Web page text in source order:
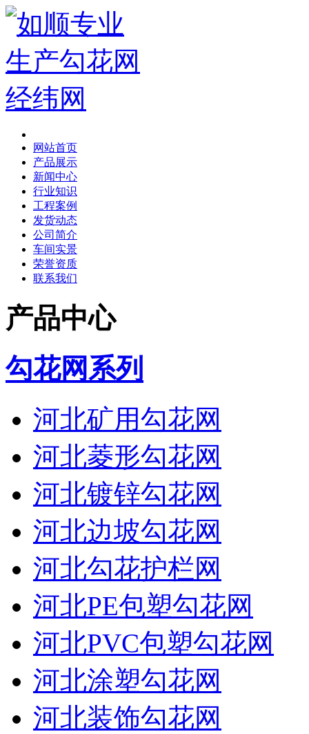
网站首页
产品展示
新闻中心
行业知识
工程案例
发货动态
公司简介
车间实景
荣誉资质
联系我们
产品中心
勾花网系列
河北矿用勾花网
河北菱形勾花网
河北镀锌勾花网
河北边坡勾花网
河北勾花护栏网
河北PE包塑勾花网
河北PVC包塑勾花网
河北涂塑勾花网
河北装饰勾花网